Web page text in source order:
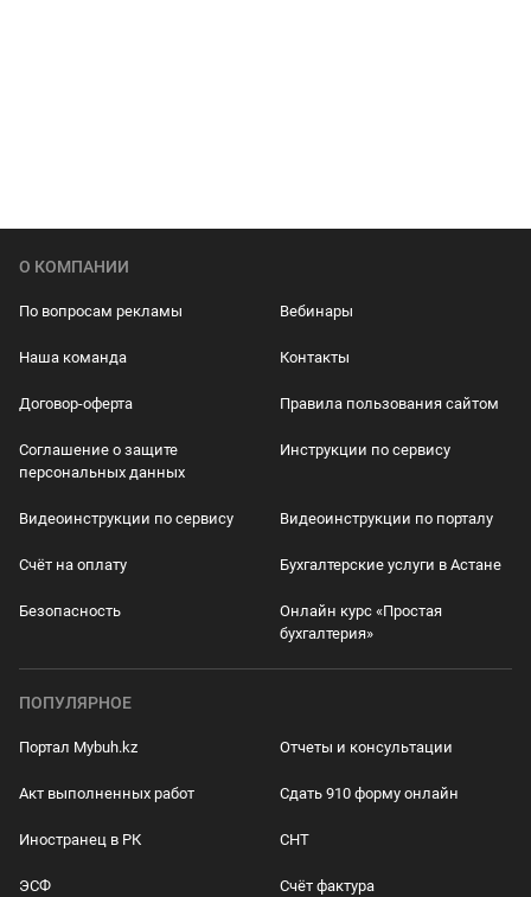
О КОМПАНИИ
По вопросам рекламы Вебинары
Наша команда Контакты
Договор-оферта Правила пользования сайтом
Соглашение о защите
персональных данных
Инструкции по сервису
Видеоинструкции по сервису Видеоинструкции по порталу
Счёт на оплату Бухгалтерские услуги в Астане
Безопасность
Онлайн курс «Простая
бухгалтерия»
ПОПУЛЯРНОЕ
Портал Mybuh.kz Отчеты и консультации
Акт выполненных работ Сдать 910 форму онлайн
Иностранец в РК СНТ
ЭСФ Счёт фактура